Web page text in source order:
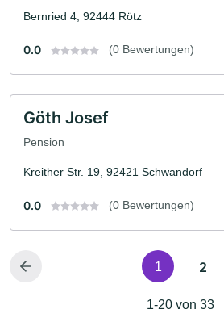
Bernried 4, 92444 Rötz
0.0 (0 Bewertungen)
Göth Josef
Pension
Kreither Str. 19, 92421 Schwandorf
0.0 (0 Bewertungen)
1 2
1-20 von 33